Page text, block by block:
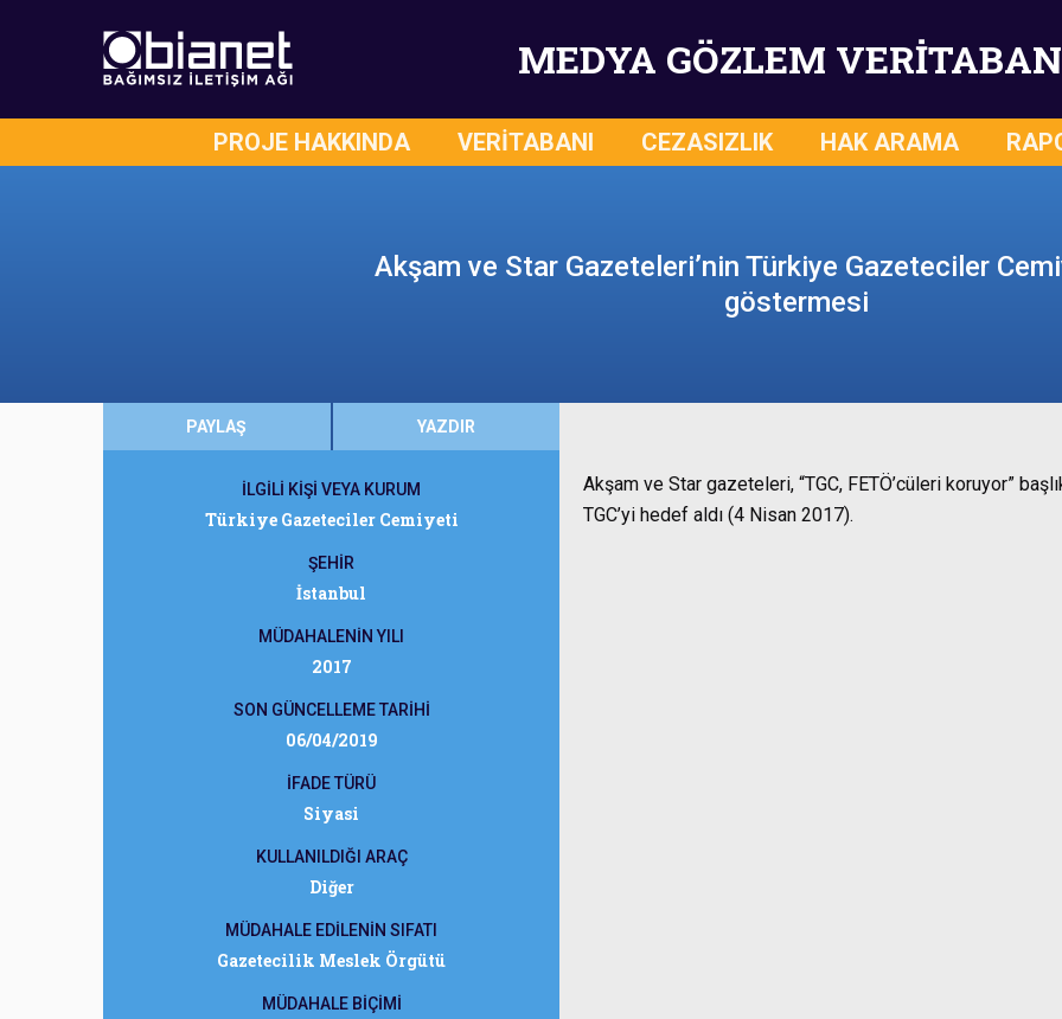
MEDYA GÖZLEM
PROJE HAKKINDA VERİTABANI CEZASIZLIK HAK ARAMA
Akşam ve Star Gazeteleri’nin Türkiye Gazeteciler
göstermesi
PAYLAŞ YAZDIR
İLGİLİ KİŞİ VEYA KURUM
Türkiye Gazeteciler Cemiyeti
ŞEHİR
İstanbul
MÜDAHALENİN YILI
2017
SON GÜNCELLEME TARİHİ
06/04/2019
İFADE TÜRÜ
Siyasi
KULLANILDIĞI ARAÇ
Diğer
MÜDAHALE EDİLENİN SIFATI
Gazetecilik Meslek Örgütü
MÜDAHALE BİÇİMİ
Akşam ve Star gazeteleri, “TGC, FETÖ’cüleri koruyor”
TGC’yi hedef aldı (4 Nisan 2017).